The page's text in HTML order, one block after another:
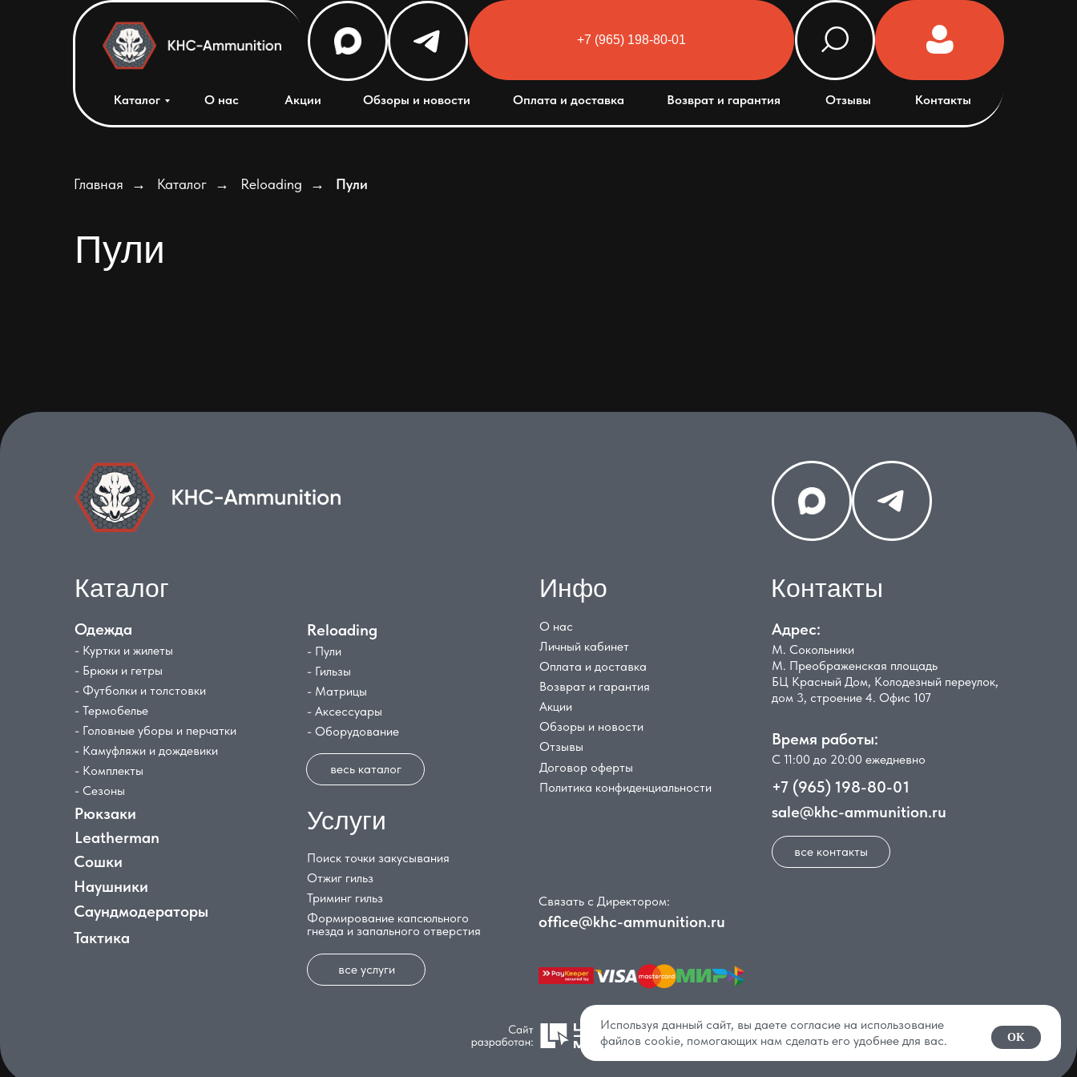
+7 (965) 198-80-01
Каталог О нас Акции Обзоры и новости Оплата и доставка Возврат и гарантия Отзывы Контакты
Используя данный сайт, вы даете согласие на использование
файлов cookie, помогающих нам сделать его удобнее для вас.
OK
Главная → Каталог → Reloading → Пули
Пули
Каталог Инфо Контакты
Одежда
- Куртки и жилеты
- Брюки и гетры
- Футболки и толстовки
- Термобелье
- Головные уборы и перчатки
- Камуфляжи и дождевики
- Комплекты
- Сезоны
Рюкзаки
Leatherman
Сошки
Наушники
Саундмодераторы
Тактика
О нас
Личный кабинет
Оплата и доставка
Возврат и гарантия
Акции
Обзоры и новости
Отзывы
Договор оферты
Адрес:
М. Сокольники
М. Преображенская площадь
БЦ Красный Дом, Колодезный переулок,
дом 3, строение 4. Офис 107
Время работы:
С 11:00 до 20:00 ежедневно
office@khc-ammunition.ru
Связать с Директором:
+7 (965) 198-80-01
sale@khc-ammunition.ru
Reloading
- Пули
- Гильзы
- Матрицы
- Аксессуары
- Оборудование
Поиск точки закусывания
Услуги
Отжиг гильз
Триминг гильз
Формирование капсюльного
гнезда и запального отверстия
весь каталог
все услуги
все контакты
Политика конфиденциальности